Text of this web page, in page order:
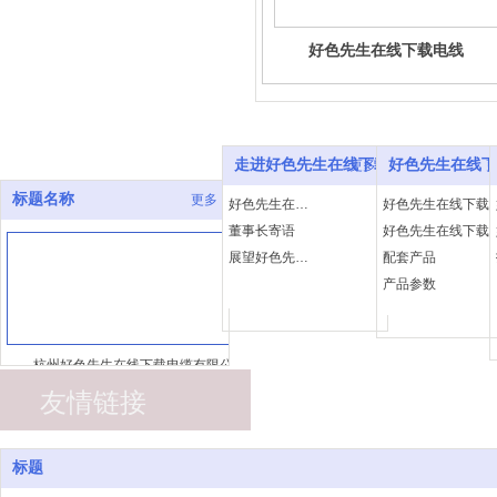
好色先生在线下载电线
友情链接
标题名称 更多
杭州好色先生在线下载电缆有限公
浙江著名商标 浙江知名商号
走进好色先生在线下载
更多
好色先生在线下载简介
董事长寄语
展望好色先生在线下载
好色先生在线
好色先生在线下载
好色先生在线下载
配套产品
产品参数
标题